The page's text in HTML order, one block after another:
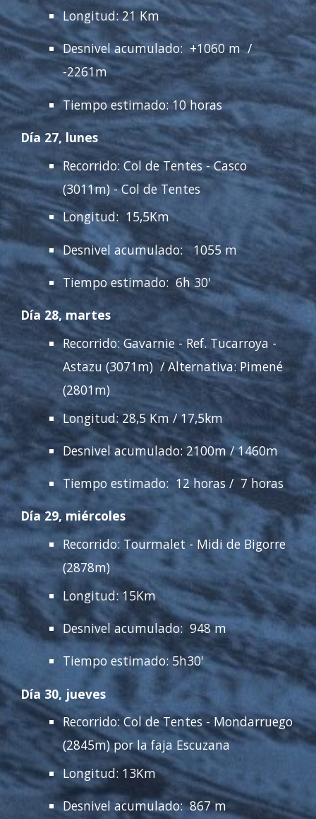
Longitud: 21 Km
Desnivel acumulado: +1060 m /
-2261m
Tiempo estimado: 10horas
Día 27, lunes
Recorrido:Col de Tentes-Casco
(3011m) -Col de Tentes
Longitud: 15,5Km
Desnivel acumulado: 1055 m
Tiempo estimado:6h 30'
Día 28, martes
Recorrido:Gavarnie - Ref. Tucarroya -
Astazu (3071m) / Alternativa: Pimené
(2801m)
Longitud: 28,5 Km / 17,5km
Desnivel acumulado: 2100m / 1460m
Tiempo estimado: 12horas / 7 horas
Día 29, miércoles
Recorrido: Tourmalet - Midi de Bigorre
(2878m)
Longitud: 15Km
Desnivel acumulado: 948 m
Tiempo estimado: 5h30'
Día 30, jueves
Recorrido: Col de Tentes - Mondarruego
(2845m)por la faja Escuzana
Longitud: 13Km
Desnivel acumulado: 867 m